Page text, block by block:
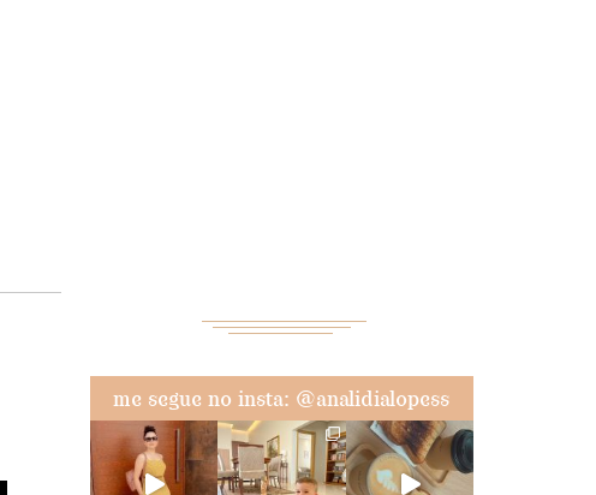
me segue no insta: @analidialopess